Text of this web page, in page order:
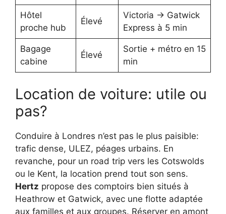
Hôtel
proche hub
Élevé
Victoria → Gatwick
Express à 5 min
Bagage
cabine
Élevé
Sortie + métro en 15
min
Location de voiture: utile ou
pas?
Conduire à Londres n’est pas le plus paisible:
trafic dense, ULEZ, péages urbains. En
revanche, pour un road trip vers les Cotswolds
ou le Kent, la location prend tout son sens.
Hertz propose des comptoirs bien situés à
Heathrow et Gatwick, avec une flotte adaptée
aux familles et aux groupes. Réserver en amont